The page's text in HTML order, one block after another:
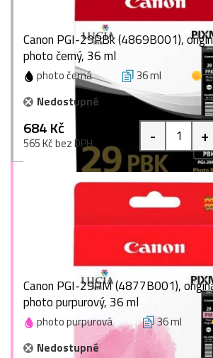
Canon PGI-29PBk (4869B001),
photo černý, 36 ml
photo černá 36 ml
Nedostupné
684 Kč
565 Kč bez DPH - +
Canon PGI-29PM (4877B001),
photo purpurový, 36 ml
photo purpurová 36 ml
Nedostupné